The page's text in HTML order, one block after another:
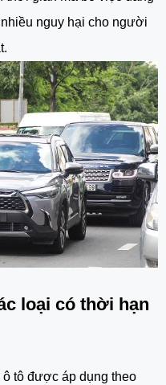
nguy hại cho người
loại có thời hạn
ô tô được áp dụng theo